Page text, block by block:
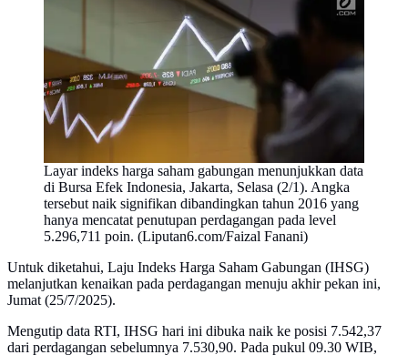
Layar indeks harga saham gabungan menunjukkan data
di Bursa Efek Indonesia, Jakarta, Selasa (2/1). Angka
tersebut naik signifikan dibandingkan tahun 2016 yang
hanya mencatat penutupan perdagangan pada level
5.296,711 poin. (Liputan6.com/Faizal Fanani)
Untuk diketahui, Laju Indeks Harga Saham Gabungan (IHSG)
melanjutkan kenaikan pada perdagangan menuju akhir pekan ini,
Jumat (25/7/2025).
Mengutip data RTI, IHSG hari ini dibuka naik ke posisi 7.542,37
dari perdagangan sebelumnya 7.530,90. Pada pukul 09.30 WIB,